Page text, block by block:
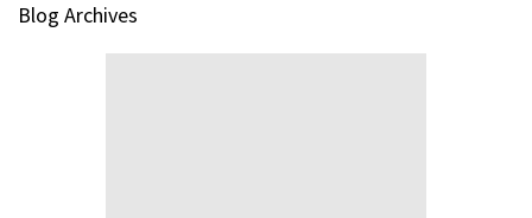
Blog Archives